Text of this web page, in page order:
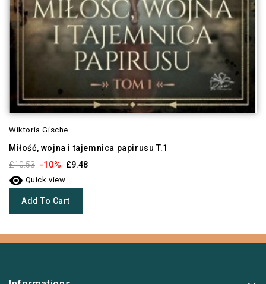
Wiktoria Gische
Miłość, wojna i tajemnica papirusu T.1
£10.53 -10% £9.48
 Quick view
Add To Cart